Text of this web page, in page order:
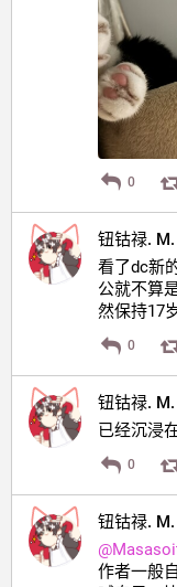
0
钮钴禄.
看了dc新
公就不算
然保持17
0
钮钴禄.
已经沉浸
0
钮钴禄.
@
作者一般